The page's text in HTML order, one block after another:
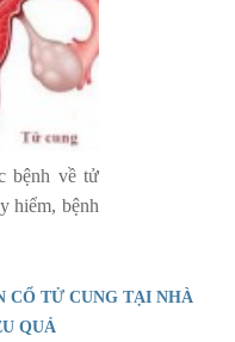
bệnh về tử
hiểm, bệnh
CỔ TỬ CUNG TẠI NHÀ
QUẢ